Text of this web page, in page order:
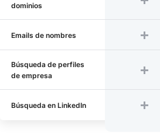
dominios
Emails de nombres
Búsqueda de perfiles
de empresa
Búsqueda en LinkedIn